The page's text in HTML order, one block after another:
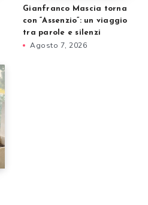
Gianfranco Mascia torna
con “Assenzio”: un viaggio
tra parole e silenzi
Agosto 7, 2026